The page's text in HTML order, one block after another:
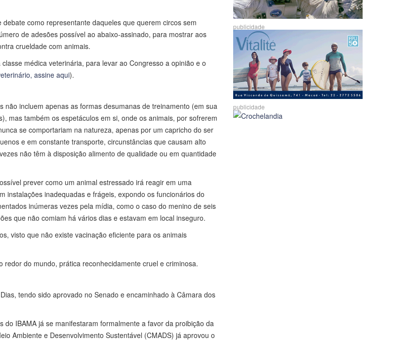
como representante daqueles que querem circos sem
de adesões possível ao abaixo-assinado, para mostrar aos
crueldade com animais.
médica veterinária, para levar ao Congresso a opinião e o
assine aqui).
incluem apenas as formas desumanas de treinamento (em sua
mas também os espetáculos em si, onde os animais, por sofrerem
se comportariam na natureza, apenas por um capricho do ser
e em constante transporte, circunstâncias que causam alto
não têm à disposição alimento de qualidade ou em quantidade
prever como um animal estressado irá reagir em uma
instalações inadequadas e frágeis, expondo os funcionários do
inúmeras vezes pela mídia, como o caso do menino de seis
que não comiam há vários dias e estavam em local inseguro.
visto que não existe vacinação eficiente para os animais
redor do mundo, prática reconhecidamente cruel e criminosa.
tendo sido aprovado no Senado e encaminhado à Câmara dos
IBAMA já se manifestaram formalmente a favor da proibição da
Ambiente e Desenvolvimento Sustentável (CMADS) já aprovou o
publicidade
publicidade